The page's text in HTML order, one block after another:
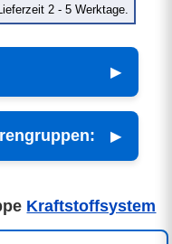
2 - 5 Werktage.
Kraftstoffsystem